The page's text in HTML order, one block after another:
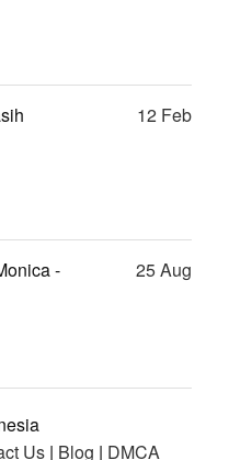
12 Feb
-
25 Aug
Us| Blog | DMCA